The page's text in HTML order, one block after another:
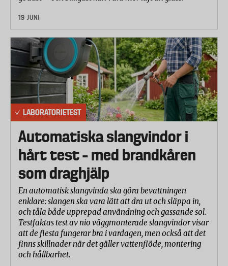
Fem personer fick känna på overallerna och gav
dem betyg 3 - 5, där 5 är mest följsam och mjuk.
Säkerhet
Overallerna testades enligt säkerhetsstandarden.
Bland annat kontrollerade laboratoriet att
overallernas huvor är avtagbara samt att det inte
fanns långa snoddar eller liknande, som kan utgöra
en säkerhetsrisk när barnet klättrar och hoppar.
Konstruktion/funktioner
Här undersöktes olika funktioner som fanns på
vinteroverallerna, bland annat avtagbar stövelhållare
och reglerbara ärm- och benslut. Laboratoriet
gjorde också en bedömning av mängden reflexer på
en skala från 1 till 3, där 1 är mycket få reflexer.
Kemisk analys
Laboratoriet genomförde en så kallad XRF-scanning
för att se om overallerna innehöll bly, kadmium eller
nickel i ytskiktet på knappar och kläppar.
19 JUNI
LABORATORIETEST
Automatiska slangvindor i
hårt test – med brandkåren
som draghjälp
En automatisk slangvinda ska göra bevattningen
enklare: slangen ska vara lätt att dra ut och släppa in,
och tåla både upprepad användning och gassande sol.
Testfaktas test av nio väggmonterade slangvindor visar
att de flesta fungerar bra i vardagen, men också att det
finns skillnader när det gäller vattenflöde, montering
och hållbarhet.